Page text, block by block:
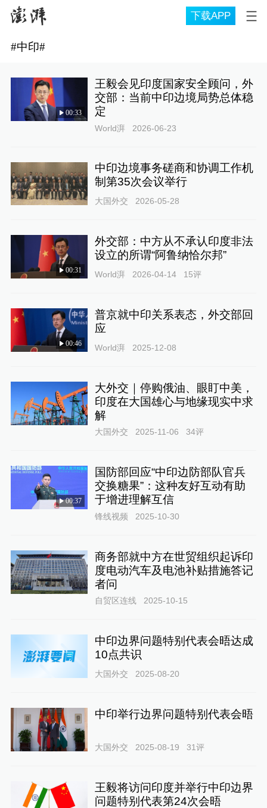
下载APP
#中印#
00:33
王毅会见印度国家安全顾问，外
交部：当前中印边境局势总体稳
定
World湃 2026-06-23
中印边境事务磋商和协调工作机
制第35次会议举行
大国外交 2026-05-28
00:31
外交部：中方从不承认印度非法
设立的所谓“阿鲁纳恰尔邦”
World湃 2026-04-14 15评
00:46
普京就中印关系表态，外交部回
应
World湃 2025-12-08
大外交｜停购俄油、眼盯中美，
印度在大国雄心与地缘现实中求
解
大国外交 2025-11-06 34评
00:37
国防部回应“中印边防部队官兵
交换糖果”：这种友好互动有助
于增进理解互信
锋线视频 2025-10-30
商务部就中方在世贸组织起诉印
度电动汽车及电池补贴措施答记
者问
自贸区连线 2025-10-15
中印边界问题特别代表会晤达成
10点共识
大国外交 2025-08-20
中印举行边界问题特别代表会晤
大国外交 2025-08-19 31评
王毅将访问印度并举行中印边界
问题特别代表第24次会晤